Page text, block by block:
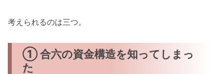
考えられるのは三つ。
① 合六の資金構造を知ってしまっ
た